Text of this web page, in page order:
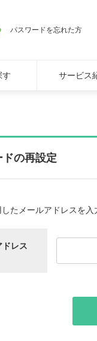
パスワードを忘れた方
す サービス
の再設定
たメールアドレスを入
ドレス